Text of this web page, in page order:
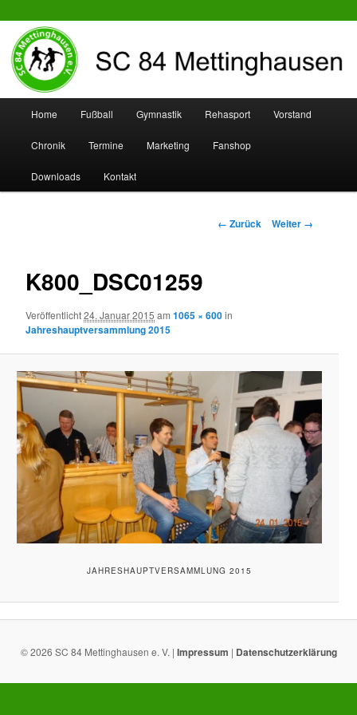
SC 84 Mettinghausen
Zum
Inhalt
wechseln
Zum
sekundären
Inhalt
Home Fußball Gymnastik Rehasport Vorstand
Chronik Termine Marketing Fanshop
Downloads Kontakt
Bilder-
← Zurück Weiter →
K800_DSC01259
Veröffentlicht24. Januar 2015 am1065 × 600in
Jahreshauptversammlung 2015
JAHRESHAUPTVERSAMMLUNG 2015
© 2026 SC 84 Mettinghausen e. V. | Impressum | Datenschutzerklärung